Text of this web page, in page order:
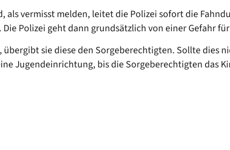
als vermisst melden, leitet die Polizei sofort die
Polizei geht dann grundsätzlich von einer Gefahr
sie diese den Sorgeberechtigten. Sollte dies
Jugendeinrichtung, bis die Sorgeberechtigten das